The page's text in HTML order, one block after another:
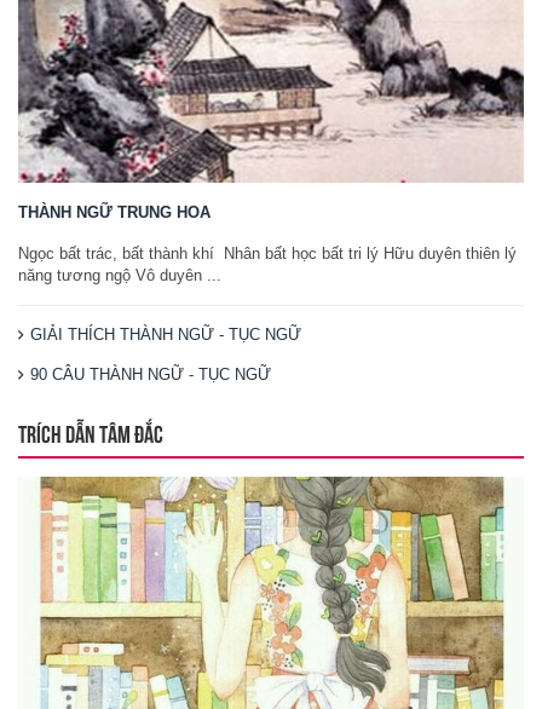
THÀNH NGỮ TRUNG HOA
Ngọc bất trác, bất thành khí Nhân bất học bất tri lý Hữu duyên thiên lý
năng tương ngộ Vô duyên ...
GIẢI THÍCH THÀNH NGỮ - TỤC NGỮ
90 CÂU THÀNH NGỮ - TỤC NGỮ
TRÍCH DẪN TÂM ĐẮC